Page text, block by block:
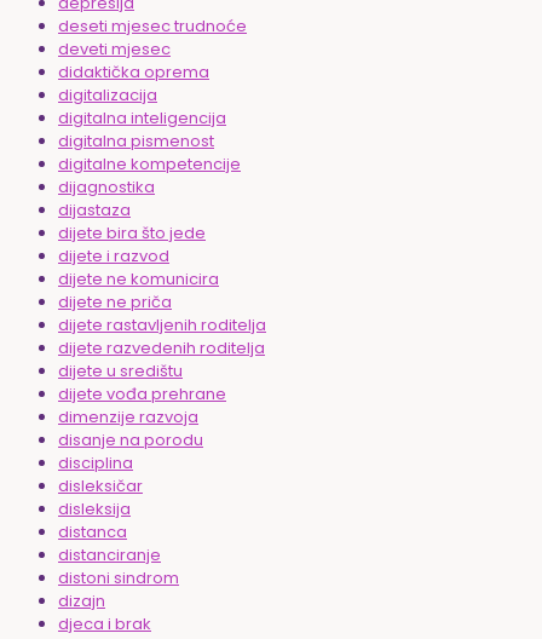
deseti mjesec trudnoće
deveti mjesec
didaktička oprema
digitalizacija
digitalna inteligencija
digitalna pismenost
digitalne kompetencije
dijagnostika
dijastaza
dijete bira što jede
dijete i razvod
dijete ne komunicira
dijete ne priča
dijete rastavljenih roditelja
dijete razvedenih roditelja
dijete u središtu
dijete vođa prehrane
dimenzije razvoja
disanje na porodu
disciplina
disleksičar
disleksija
distanca
distanciranje
distoni sindrom
dizajn
djeca i brak